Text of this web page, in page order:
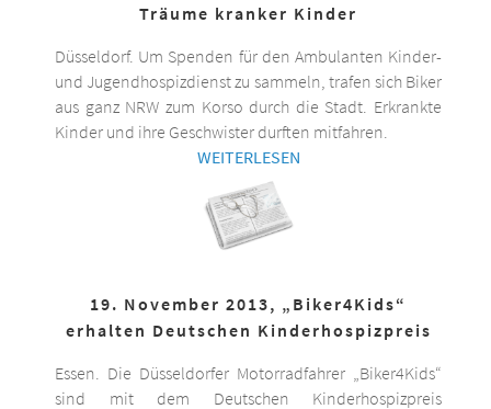
Träume kranker Kinder
Düsseldorf. Um Spenden für den Ambulanten Kinder-
und Jugendhospizdienst zu sammeln, trafen sich Biker
aus ganz NRW zum Korso durch die Stadt. Erkrankte
Kinder und ihre Geschwister durften mitfahren.
WEITERLESEN
19. November 2013, „Biker4Kids“
erhalten Deutschen Kinderhospizpreis
Essen. Die Düsseldorfer Motorradfahrer „Biker4Kids“
sind mit dem Deutschen Kinderhospizpreis